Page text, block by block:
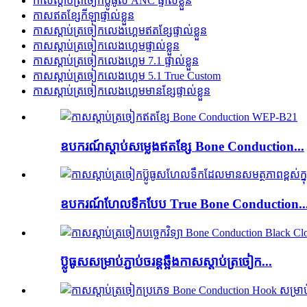
កាសឥតខ្សែកីឡាផ្ទាល់ខ្លួន
កាសស្តាប់ត្រចៀកលេងហ្គេមឥតខ្សែផ្ទាល់ខ្លួន
កាសស្តាប់ត្រចៀកលេងហ្គេមផ្ទាល់ខ្លួន
កាសស្តាប់ត្រចៀកលេងហ្គេម 7.1 ផ្ទាល់ខ្លួន
កាសស្តាប់ត្រចៀកលេងហ្គេម 5.1 True Custom
កាសស្តាប់ត្រចៀកលេងហ្គេមមានខ្សែផ្ទាល់ខ្លួន
ឧបករណ៍ស្តាប់សម្លេងឥតខ្សែ Bone Conduction...
ឧបករណ៍ហែលទឹកបែប True Bone
ប៊្លូធូសសម្រាប់ភ្ជាប់ចរន្តឆ្អឹងកាសស្តាប់ត្រចៀក...